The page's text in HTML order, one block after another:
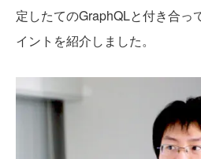
定したてのGraphQLと付き合っ
イントを紹介しました。